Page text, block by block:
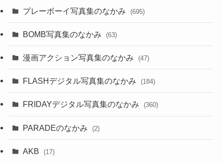
プレーボーイ写真集のなかみ (695)
BOMB写真集のなかみ (63)
漫画アクション写真集のなかみ (47)
FLASHデジタル写真集のなかみ (184)
FRIDAYデジタル写真集のなかみ (360)
PARADEのなかみ (2)
AKB (17)